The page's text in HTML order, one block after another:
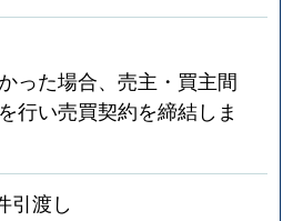
った場合、売主・買主間
行い売買契約を締結しま
引渡し